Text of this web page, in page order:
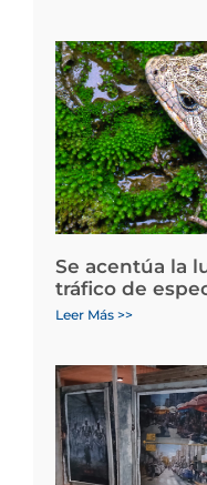
Se acentúa la
tráfico de
Leer Más >>